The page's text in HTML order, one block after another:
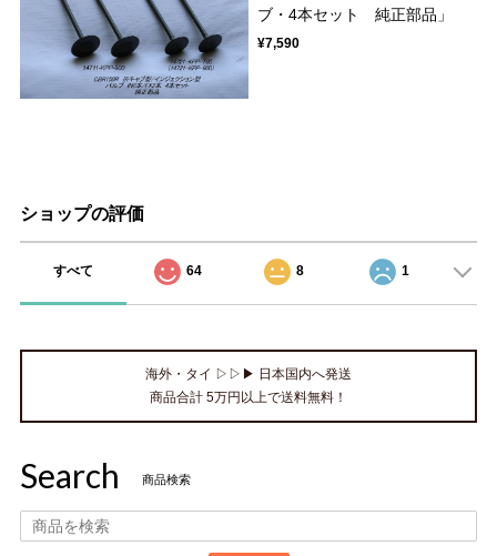
ブ・4本セット 純正部品」
¥7,590
ショップの評価
すべて 64 8 1
海外・タイ ▷▷▶ 日本国内へ発送
商品合計 5万円以上で送料無料！
Search 商品検索